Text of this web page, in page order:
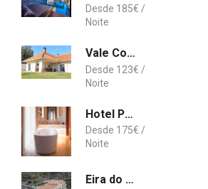
185€
Vale Cottage
123€
Hotel Palacio do Governador
175€
Eira do Serrado - Hotel & Spa